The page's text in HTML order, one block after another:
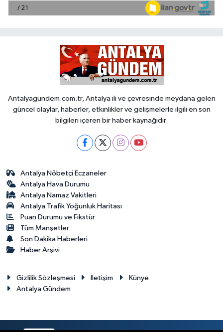
Antalyagundem.com.tr, Antalya ili ve çevresinde meydana gelen
güncel olaylar, haberler, etkinlikler ve gelişmelerle ilgili en son
bilgileri içeren bir haber kaynağıdır.
Antalya Nöbetçi Eczaneler
Antalya Hava Durumu
Antalya Namaz Vakitleri
Antalya Trafik Yoğunluk Haritası
Puan Durumu ve Fikstür
Tüm Manşetler
Son Dakika Haberleri
Haber Arşivi
Gizlilik Sözleşmesi İletişim
Künye
Antalya Gündem